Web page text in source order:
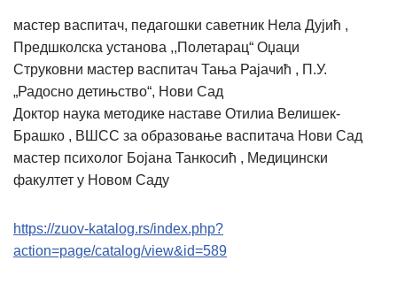
мастер васпитач, педагошки саветник Нела Дујић ,
Предшколска установа ,,Полетарац“ Оџаци
Струковни мастер васпитач Тања Рајачић , П.У.
„Радосно детињство“, Нови Сад
Доктор наука методике наставе Отилиа Велишек-
Брашко , ВШСС за образовање васпитача Нови Сад
мастер психолог Бојана Танкосић , Медицински
факултет у Новом Саду
https://zuov-katalog.rs/index.php?
action=page/catalog/view&id=589